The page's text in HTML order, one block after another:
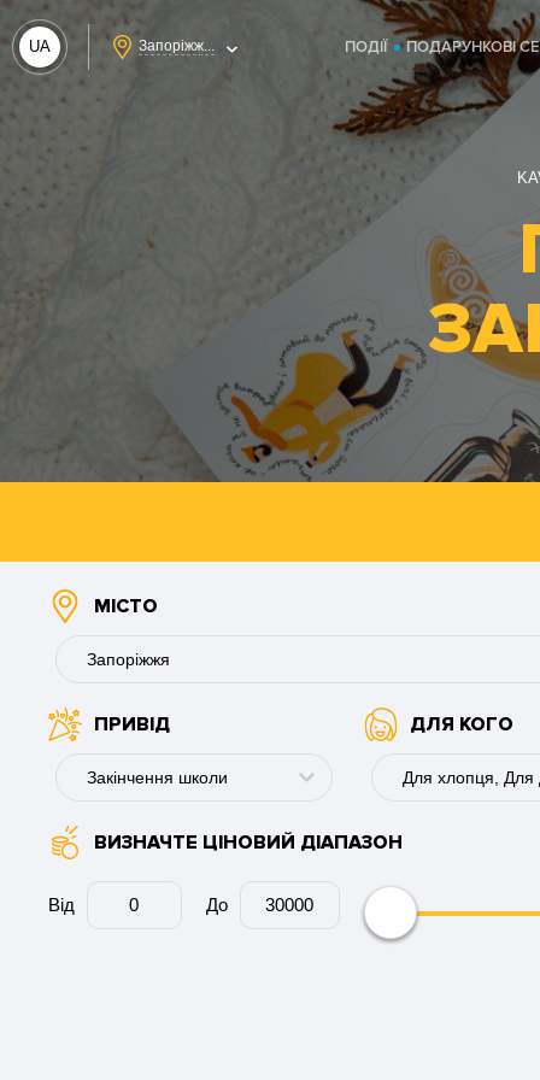
UA Запоріжж... ПОДІЇ ПОДАРУНКОВІ
МІСТО
Запоріжжя
Буковель
Вінниця
ПРИВІД
Закінчення школи
День народження
ДЛЯ КОГО
ВИЗНАЧТЕ ЦІНОВИЙ ДІАПАЗОН
Від До